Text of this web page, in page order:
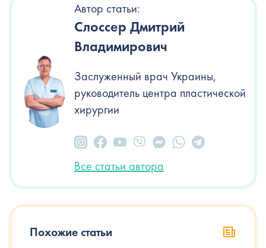
Автор статьи:
Слоссер Дмитрий
Владимирович
Заслуженный врач Украины,
руководитель центра пластической
хирургии
Все статьи автора
Похожие статьи